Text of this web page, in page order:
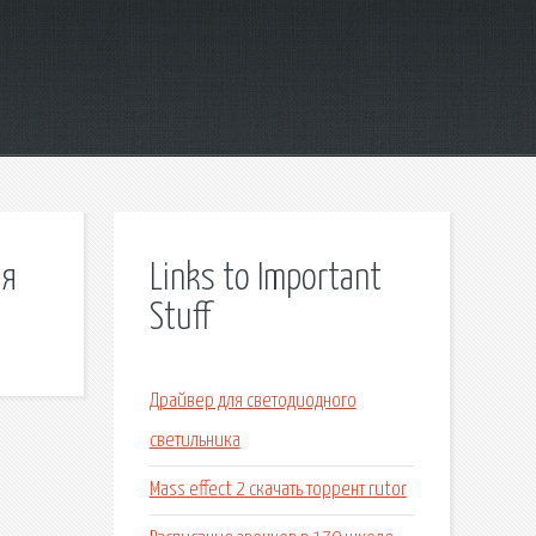
Links to Important
Stuff
Драйвер для светодиодного
светильника
Mass effect 2 скачать торрент rutor